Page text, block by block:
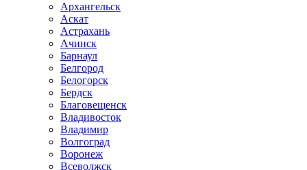
Архангельск
Аскат
Астрахань
Ачинск
Барнаул
Белгород
Белогорск
Бердск
Благовещенск
Владивосток
Владимир
Волгоград
Воронеж
Всеволжск